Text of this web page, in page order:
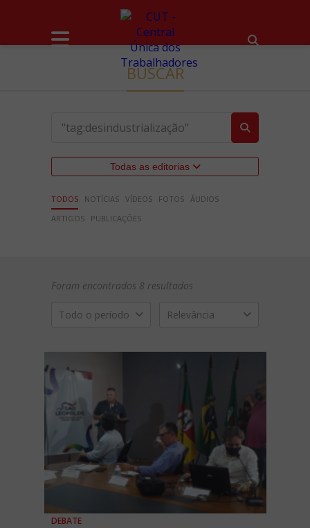
BUSCAR
Todas as editorias
TODOS NOTÍCIAS VÍDEOS FOTOS ÁUDIOS
ARTIGOS
PUBLICAÇÕES
Foram encontrados 8 resultados
Todo o período Relevância
DEBATE